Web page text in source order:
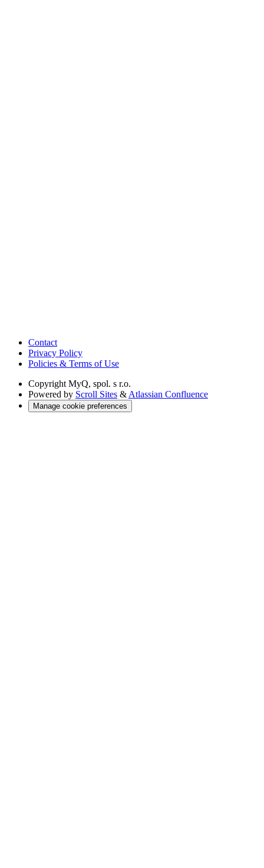
Contact
Privacy Policy
Policies & Terms of Use
Copyright MyQ, spol. s r.o.
Powered by Scroll Sites & Atlassian Confluence
Manage cookie preferences